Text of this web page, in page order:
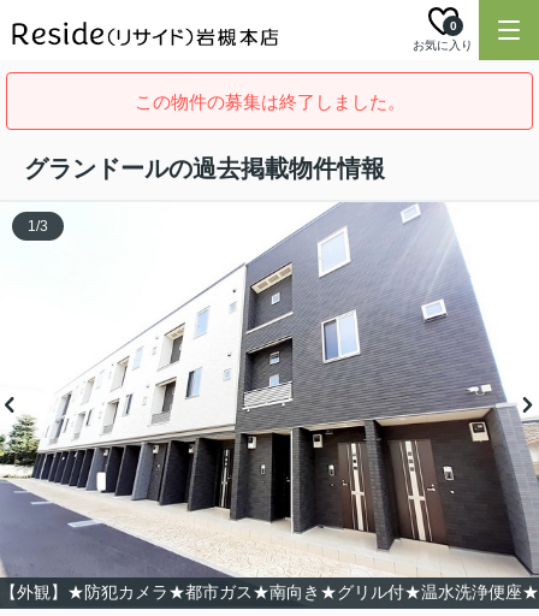
お気に入り
0
この物件の募集は終了しました。
グランドールの過去掲載物件情報
【外観】★防犯カメラ★都市ガス★南向き★グリル付★温水洗浄便座★
1/3